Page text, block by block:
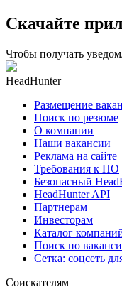
Скачайте
Чтобы получать
HeadHunter
Размещение
Поиск по резюме
О компании
Наши вакансии
Реклама на сайте
Требования к ПО
Безопасный
HeadHunter API
Партнерам
Инвесторам
Каталог
Поиск по
Сетка: соцсеть
Соискателям